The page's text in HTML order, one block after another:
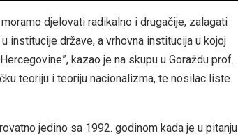
djelovati radikalno i drugačije, zalagati
institucije države, a vrhovna institucija u kojoj
kazao je na skupu u Goraždu prof.
teoriju i teoriju nacionalizma, te nosilac liste
jedino sa 1992. godinom kada je u pitanju